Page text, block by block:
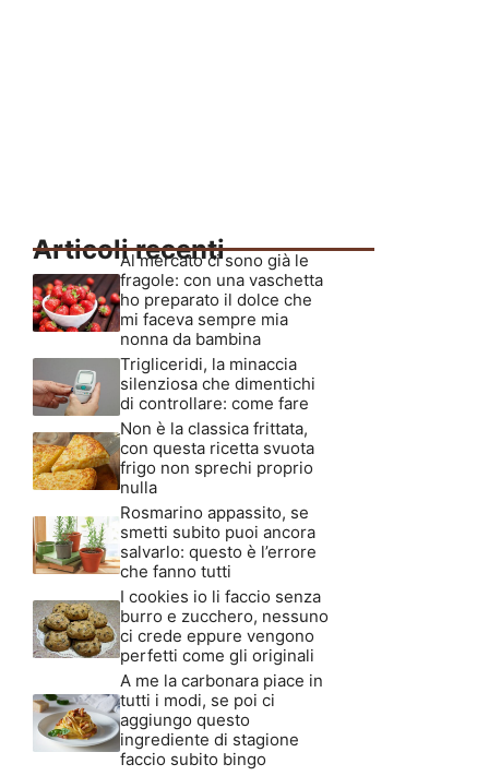
Articoli recenti
Al mercato ci sono già le
fragole: con una vaschetta
ho preparato il dolce che
mi faceva sempre mia
nonna da bambina
Trigliceridi, la minaccia
silenziosa che dimentichi
di controllare: come fare
Non è la classica frittata,
con questa ricetta svuota
frigo non sprechi proprio
nulla
Rosmarino appassito, se
smetti subito puoi ancora
salvarlo: questo è l’errore
che fanno tutti
I cookies io li faccio senza
burro e zucchero, nessuno
ci crede eppure vengono
perfetti come gli originali
A me la carbonara piace in
tutti i modi, se poi ci
aggiungo questo
ingrediente di stagione
faccio subito bingo